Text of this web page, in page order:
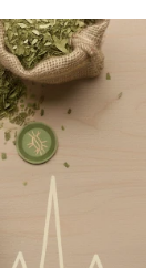
het op